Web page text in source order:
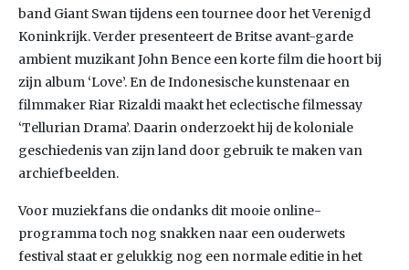
band Giant Swan tijdens een tournee door het Verenigd
Koninkrijk. Verder presenteert de Britse avant-garde
ambient muzikant John Bence een korte film die hoort bij
zijn album ‘Love’. En de Indonesische kunstenaar en
filmmaker Riar Rizaldi maakt het eclectische filmessay
‘Tellurian Drama’. Daarin onderzoekt hij de koloniale
geschiedenis van zijn land door gebruik te maken van
archiefbeelden.
Voor muziekfans die ondanks dit mooie online-
programma toch nog snakken naar een ouderwets
festival staat er gelukkig nog een normale editie in het